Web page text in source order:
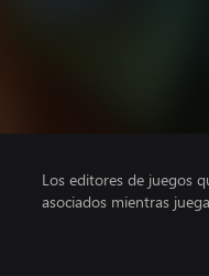
Los editores de juegos
asociados mientras